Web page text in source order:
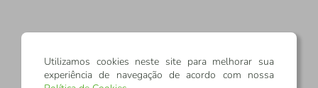
Utilizamos cookies neste site para melhorar sua
experiência de navegação de acordo com nossa